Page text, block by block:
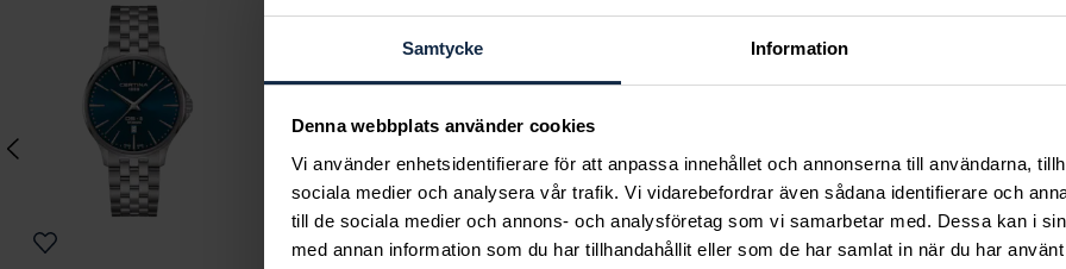
Samtycke Information
Denna webbplats använder cookies
Vi använder enhetsidentifierare för att anpassa innehållet och annonserna till användarna,
sociala medier och analysera vår trafik. Vi vidarebefordrar även sådana identifierare och
till de sociala medier och annons- och analysföretag som vi samarbetar med. Dessa kan i
med annan information som du har tillhandahållit eller som de har samlat in när du har